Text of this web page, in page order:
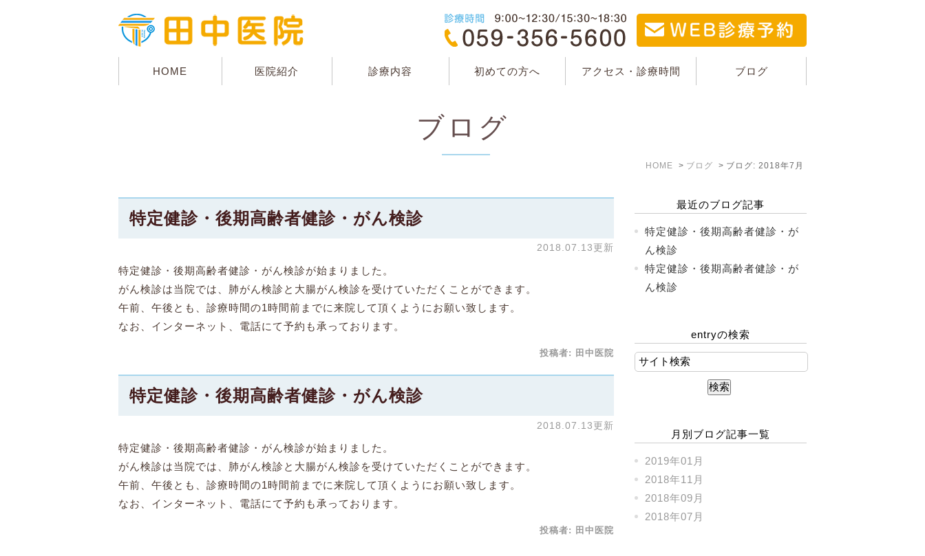
HOME 医院紹介 診療内容 初めての方へ アクセス・診療時間 ブログ
ブログ
HOME ブログ ブログ: 2018年7月
特定健診・後期高齢者健診・がん検診
2018.07.13更新
特定健診・後期高齢者健診・がん検診が始まりました。
がん検診は当院では、肺がん検診と大腸がん検診を受けていただくことができます。
午前、午後とも、診療時間の1時間前までに来院して頂くようにお願い致します。
なお、インターネット、電話にて予約も承っております。
投稿者: 田中医院
特定健診・後期高齢者健診・がん検診
2018.07.13更新
特定健診・後期高齢者健診・がん検診が始まりました。
がん検診は当院では、肺がん検診と大腸がん検診を受けていただくことができます。
午前、午後とも、診療時間の1時間前までに来院して頂くようにお願い致します。
なお、インターネット、電話にて予約も承っております。
投稿者: 田中医院
最近のブログ記事
特定健診・後期高齢者健診・が
ん検診
特定健診・後期高齢者健診・が
ん検診
entryの検索
月別ブログ記事一覧
2019年01月
2018年11月
2018年09月
2018年07月